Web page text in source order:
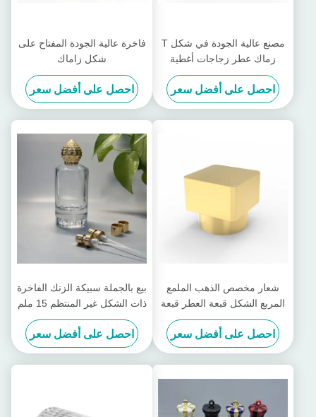
مصنع عالية الجودة في شكل T
زماك عطر زجاجات أغطية
الزنك سبائك العطر غطاء
احصل على أفضل سعر
فاخرة عالية الجودة المفتاح على
شكل زاماك
احصل على أفضل سعر
شعار مخصص الذهب الملمع
المربع الشكل قبعة العطر قبعة
لـ Fea 15 زجاج العطر عنق
الزجاجة
احصل على أفضل سعر
بيع بالجملة سبيكة الزنك الفاخرة
ذات الشكل غير المنتظم 15 ملم
غطاء زجاجات العطور عالية
الجودة غطاء القرص المفتوح
بسهولة
احصل على أفضل سعر